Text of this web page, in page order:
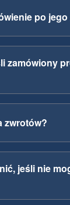
po jego
zamówiony
zwrotów?
jeśli nie